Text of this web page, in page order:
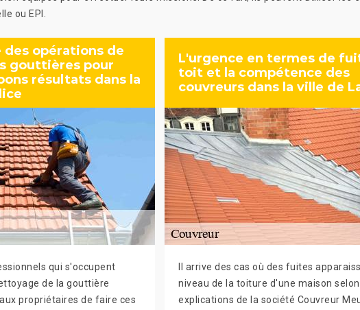
ou EPI.
opérations de
gouttières pour
résultats dans la
qui s'occupent
de la gouttière
propriétaires de faire ces
L'urgence en termes de
toit et la compétence des
couvreurs dans la ville de
Il arrive des cas où des fuites
niveau de la toiture d'une maison
explications de la société Couvreur